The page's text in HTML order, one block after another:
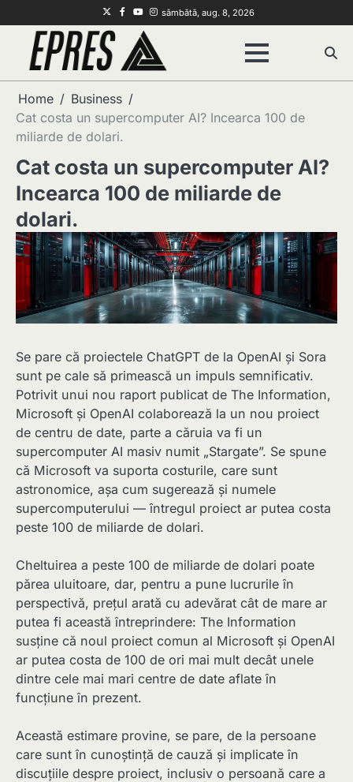
to
content
TwitterFacebook
Youtube
Instagram
sâmbătă, aug. 8, 2026
Home
Business
Cat costa un supercomputer AI? Incearca 100 de
miliarde de dolari.
Cat costa un supercomputer AI?
Incearca 100 de miliarde de
dolari.
Se pare că proiectele ChatGPT de la OpenAI și Sora
sunt pe cale să primească un impuls semnificativ.
Potrivit unui nou raport publicat de The Information,
Microsoft și OpenAI colaborează la un nou proiect
de centru de date, parte a căruia va fi un
supercomputer AI masiv numit „Stargate”. Se spune
că Microsoft va suporta costurile, care sunt
astronomice, așa cum sugerează și numele
supercomputerului — întregul proiect ar putea costa
peste 100 de miliarde de dolari.
Cheltuirea a peste 100 de miliarde de dolari poate
părea uluitoare, dar, pentru a pune lucrurile în
perspectivă, prețul arată cu adevărat cât de mare ar
putea fi această întreprindere: The Information
susține că noul proiect comun al Microsoft și OpenAI
ar putea costa de 100 de ori mai mult decât unele
dintre cele mai mari centre de date aflate în
funcțiune în prezent.
Această estimare provine, se pare, de la persoane
care sunt în cunoștință de cauză și implicate în
discuțiile despre proiect, inclusiv o persoană care a